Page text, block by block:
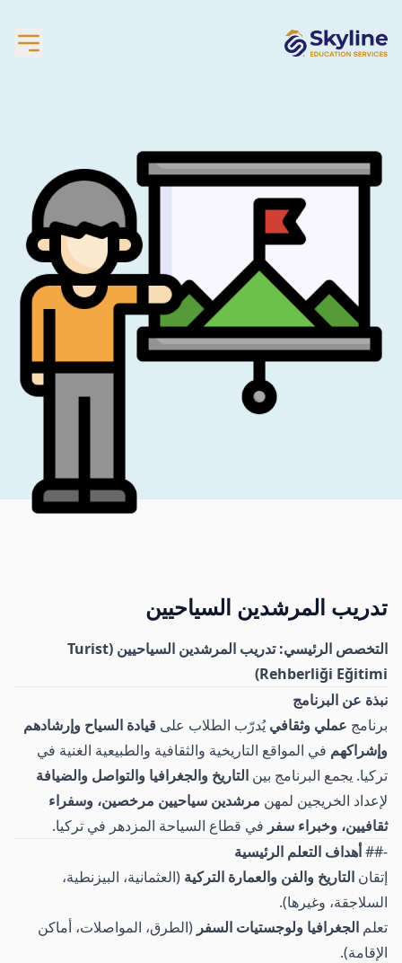
تدريب المرشدين السياحيين
التخصص الرئيسي: تدريب المرشدين السياحيين (Turist
Rehberliği Eğitimi)
نبذة عن البرنامج
برنامج عملي وثقافييُدرّب الطلاب على قيادة السياح وإرشادهم
وإشراكهم في المواقع التاريخية والثقافية والطبيعية الغنية في
تركيا. يجمع البرنامج بين التاريخ والجغرافيا والتواصل والضيافة
لإعداد الخريجين لمهن مرشدين سياحيين مرخصين، وسفراء
ثقافيين، وخبراء سفر في قطاع السياحة المزدهر في تركيا.
-##أهداف التعلم الرئيسية
إتقان التاريخ والفن والعمارة التركية (العثمانية، البيزنطية،
السلاجقة، وغيرها).
تعلم الجغرافيا ولوجستيات السفر (الطرق، المواصلات، أماكن
الإقامة).